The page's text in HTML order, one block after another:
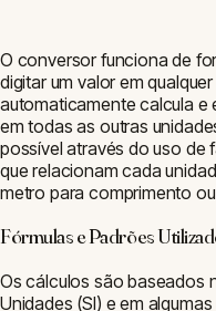
O conversor funciona de
digitar um valor em
automaticamente calcula
em todas as outras
possível através do uso de
que relacionam cada
metro para comprimento
Fórmulas e Padrões
Os cálculos são baseados
Unidades (SI) e em